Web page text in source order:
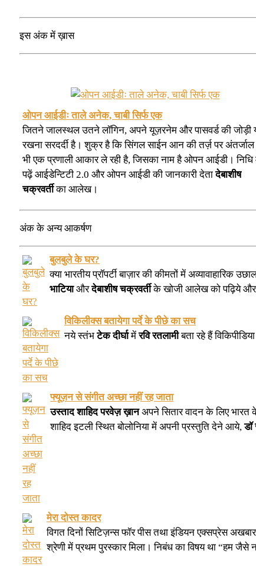
इस अंक में ख़ास
ओपन आईडीः ताले अनेक, चाबी सिर्फ एक
जितने जालस्थल उतने लॉगिन, अपने यूज़रनेम और पासवर्ड की जोड़ी
रखना सरदर्दी है। शुक्र है कि सिंगल साईन आन की तर्ज़ पर अंतर्जाल
भी एक प्रणाली आकार ले रही है, जिसका नाम है ओपन आईडी। निधि
पढ़ें आईडेन्टिटी 2.0 और ओपन आईडी की जानकारी देतादेबाशीष
चक्रवर्तीका आलेख।
अंक के अन्य आकर्षण
बुलबुले के घर?
क्या भारतीय प्रॉपर्टी बाज़ार की कीमतों में
भाटियाऔरदेबाशीष चक्रवर्तीके खोजी आलेख को पढ़िये और
विकिलीक्स बतायेगा पर्दे के पीछे का सच
नये स्तंभटेक दीर्घामेंरवि रतलामीबता रहे हैं
फ्यूज़न से संगीत अच्छा नहीं रह जाता
उस्ताद शाहिद परवेज़ ख़ानअपने सितार वादन के लिए भारत
शाहिद इटली स्थित बोलोनिया में अपनी प्रस्तुति देने आये,डॉ
मेरा दोस्त कादर
विगत दिनों सिटिज़न्स फॉर पीस तथा इंडियन एक्सप्रेस
श्रेणी में प्रथम पुरस्कार मिला। निबंध का विषय था “हम जैसे